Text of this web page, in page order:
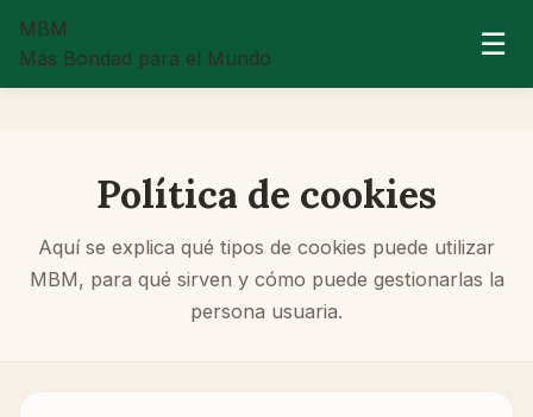
MBM
Más Bondad para el Mundo
☰
Política de cookies
Aquí se explica qué tipos de cookies puede utilizar
MBM, para qué sirven y cómo puede gestionarlas la
persona usuaria.